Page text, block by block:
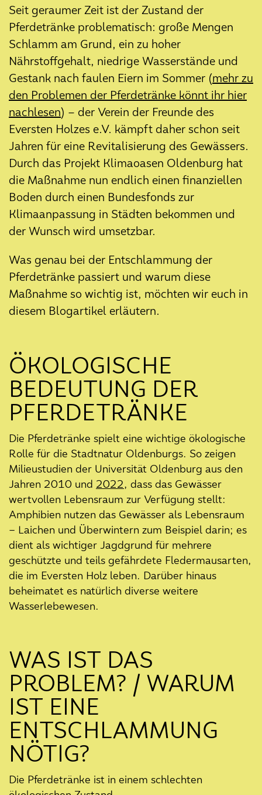
18. Juni 2025
Gesucht: Historische Daten zur
Orangerie im Schlossgarten
06. Juni 2025
Neue Blühwiese für das Eversten
Holz
04. Juni 2025
Wegesanierung im Schlossgarten
erfolgreich abgeschlossen
04. Juni 2025
Projekt-Verlängerung sichert
nachhaltige Umsetzung
06. Februar 2025
Veranstaltungen 2025
05. Februar 2025
Forschungs-kooperation mit
Projekt NaTaN
06. Januar 2025
Jahresrückblick 2024
Konzeption der Hands-on
Stationen ist gestartet
17. Dezember 2024
Wie entwickelt sich die
Wasserqualität der Pferdetränke?
12. Dezember 2024
Maßnahme „Renaturierung der
Hausbäke“ verschiebt sich ins
nächste Jahr
04. Dezember 2024
Klimaoasen als Beispiel für
kommunalen Klimaschutz bei
GovShare
26. November 2024
Vermessungen im Schlossgarten
klimaresiliente Nachbepflanzung
starten
30. Oktober 2024
Baustart für die Wegesanierung
im Schlossgarten
03. September 2024
Ein neuer Meilenstein ist erreicht!
- Aktueller Stand der Maßnahmen
Seit geraumer Zeit ist der Zustand der
Pferdetränke problematisch: große Mengen
Schlamm am Grund, ein zu hoher
Nährstoffgehalt, niedrige Wasserstände und
Gestank nach faulen Eiern im Sommer (mehr zu
den Problemen der Pferdetränke könnt ihr hier
nachlesen) – der Verein der Freunde des
Eversten Holzes e.V. kämpft daher schon seit
Jahren für eine Revitalisierung des Gewässers.
Durch das Projekt Klimaoasen Oldenburg hat
die Maßnahme nun endlich einen finanziellen
Boden durch einen Bundesfonds zur
Klimaanpassung in Städten bekommen und
der Wunsch wird umsetzbar.
Was genau bei der Entschlammung der
Pferdetränke passiert und warum diese
Maßnahme so wichtig ist, möchten wir euch in
diesem Blogartikel erläutern.
ÖKOLOGISCHE
BEDEUTUNG DER
PFERDETRÄNKE
Die Pferdetränke spielt eine wichtige ökologische
Rolle für die Stadtnatur Oldenburgs. So zeigen
Milieustudien der Universität Oldenburg aus den
Jahren 2010 und 2022, dass das Gewässer
wertvollen Lebensraum zur Verfügung stellt:
Amphibien nutzen das Gewässer als Lebensraum
– Laichen und Überwintern zum Beispiel darin; es
dient als wichtiger Jagdgrund für mehrere
geschützte und teils gefährdete Fledermausarten,
die im Eversten Holz leben. Darüber hinaus
beheimatet es natürlich diverse weitere
Wasserlebewesen.
WAS IST DAS
PROBLEM? / WARUM
IST EINE
ENTSCHLAMMUNG
NÖTIG?
Die Pferdetränke ist in einem schlechten